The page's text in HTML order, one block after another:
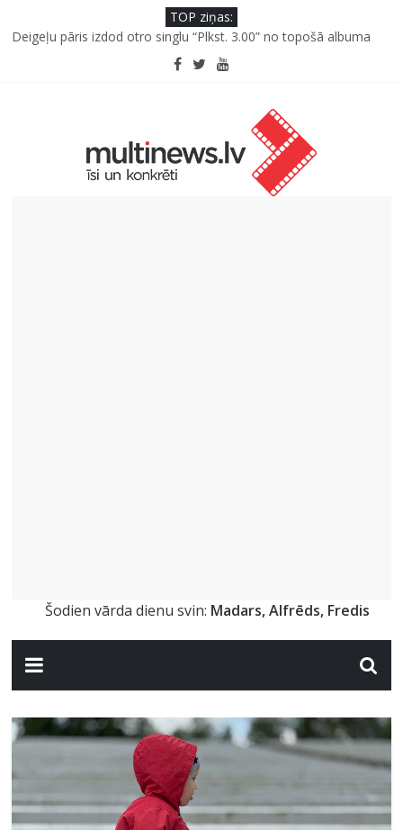
TOP ziņas:
Deigeļu pāris izdod otro singlu “Plkst. 3.00” no topošā albuma
Pēc peldes sāp auss vai kakls? Biežākās kļūdas vasarā un kā no
Ko kaķa deguns var un nevar pastāstīt par viņa veselību?
“Virši” neto peļņa pirmajā pusgadā sasniedz 4,2 miljonus eiro
Šodien vārda dienu svin: Madars, Alfrēds, Fredis